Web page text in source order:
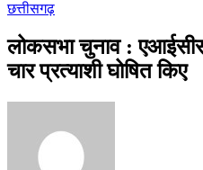
छत्तीसगढ़
लोकसभा चुनाव :
चार प्रत्याशी घोषित किए